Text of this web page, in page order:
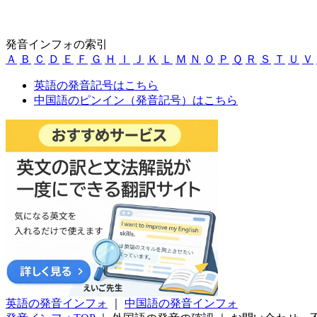
発音インフォの索引
Ａ
Ｂ Ｃ Ｄ Ｅ Ｆ Ｇ Ｈ Ｉ Ｊ Ｋ Ｌ Ｍ Ｎ Ｏ Ｐ Ｑ Ｒ Ｓ Ｔ Ｕ Ｖ
英語の発音記号はこちら
中国語のピンイン（発音記号）はこちら
英語の発音インフォ
中国語の発音インフォ